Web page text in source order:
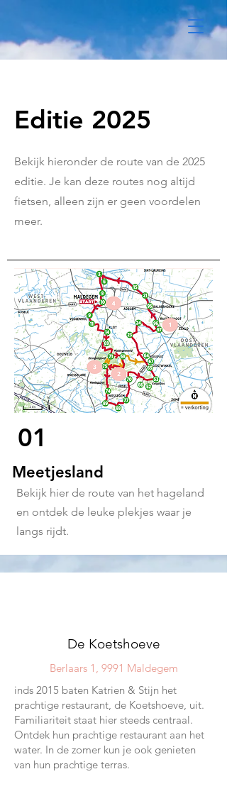
Editie 2025
Bekijk hieronder de route van de 2025
editie. Je kan deze routes nog altijd
fietsen, alleen zijn er geen voordelen
meer.
01
Meetjesland
Bekijk hier de route van het hageland
en ontdek de leuke plekjes waar je
langs rijdt.
De Koetshoeve
Berlaars 1, 9991 Maldegem
inds 2015 baten Katrien & Stijn het
prachtige restaurant, de Koetshoeve, uit.
Familiariteit staat hier steeds centraal.
Ontdek hun prachtige restaurant aan het
water. In de zomer kun je ook genieten
van hun prachtige terras.